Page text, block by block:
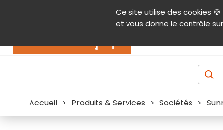
Ce site utilise des cookies 🍪
et vous donne le contrôle
Contenu Aide et accessibilité Menu
Accueil > Produits & Services > Sociétés >